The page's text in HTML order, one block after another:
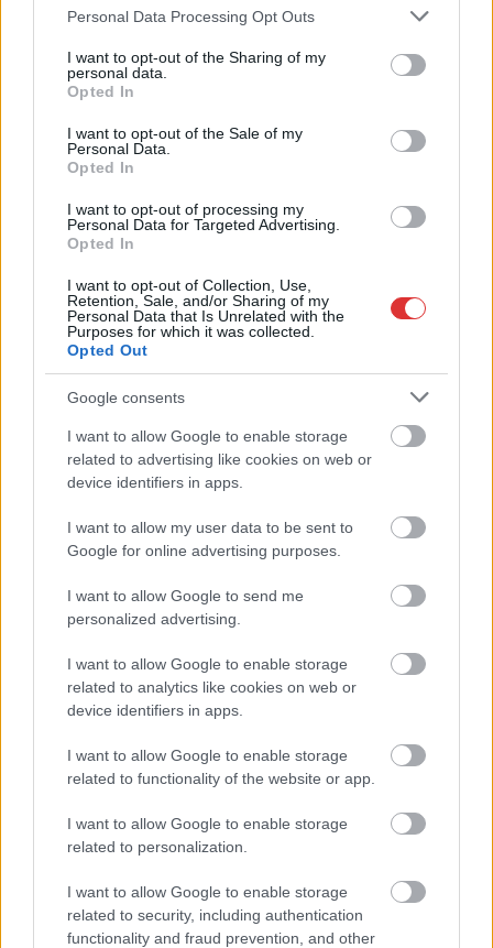
Please note that this website/app uses one or more Google
not limited to your visit or usage behaviour. You may click to
grant or deny consent to Google and its third-party tags to
use your data for below specified purposes in below Google
consent section.
Personal Data Processing Opt Outs
I want to opt-out of the Sharing of my
personal data.
Opted In
I want to opt-out of the Sale of my
Personal Data.
Opted In
I want to opt-out of processing my
Personal Data for Targeted Advertising.
Opted In
I want to opt-out of Collection, Use,
Retention, Sale, and/or Sharing of my
Personal Data that Is Unrelated with the
Purposes for which it was collected.
Opted Out
Google consents
I want to allow Google to enable storage
related to advertising like cookies on web or
device identifiers in apps.
I want to allow my user data to be sent to
Google for online advertising purposes.
I want to allow Google to send me
personalized advertising.
I want to allow Google to enable storage
related to analytics like cookies on web or
device identifiers in apps.
I want to allow Google to enable storage
related to functionality of the website or app.
I want to allow Google to enable storage
related to personalization.
I want to allow Google to enable storage
related to security, including authentication
functionality and fraud prevention, and other
Györfi Mihály több tucat vállalkozással egyeztetett
a kerékpárgyár dolgozóinak megsegítéséről
azoknak a munkavállalóknak, akik a tószegi kerékpárgyár
bezárása...
Szolnok
Hírlevél feliratkozás
Adja meg keresztnevét:
Adja
meg e-mail címét:
Megismertem és elfogadom aGDPR-szabályzatot